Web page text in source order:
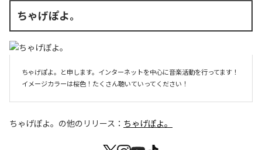
ちゃげぽよ。
ちゃげぽよ。と申します。インターネットを中心に音楽活動を行ってます！
イメージカラーは桜色！たくさん聴いていってください！
ちゃげぽよ。 の他のリリース： ちゃげぽよ。